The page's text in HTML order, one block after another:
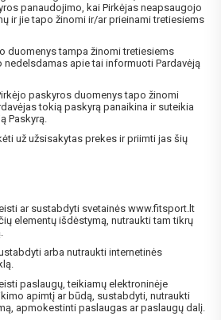
panaudojimo, kai Pirkėjas neapsaugojo
ir jie tapo žinomi ir/ar prieinami tretiesiems
duomenys tampa žinomi tretiesiems
nedelsdamas apie tai informuoti Pardavėją
paskyros duomenys tapo žinomi
tokią paskyrą panaikina ir suteikia
Paskyrą.
už užsisakytas prekes ir priimti jas šių
ar sustabdyti svetainės www.fitsport.lt
elementų išdėstymą, nutraukti tam tikrų
arba nutraukti internetinės
paslaugų, teikiamų elektroninėje
apimtį ar būdą, sustabdyti, nutraukti
apmokestinti paslaugas ar paslaugų dalį.